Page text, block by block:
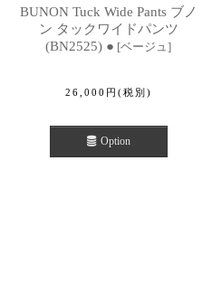
BUNON Tuck Wide Pants ブノ
ン タックワイドパンツ
(BN2525) ● [ベージュ ]
26,000 円 (税別)
Option